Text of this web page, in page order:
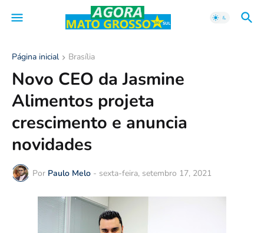
Página inicial Brasília
Novo CEO da Jasmine
Alimentos projeta
crescimento e anuncia
novidades
Por Paulo Melo - sexta-feira, setembro 17, 2021